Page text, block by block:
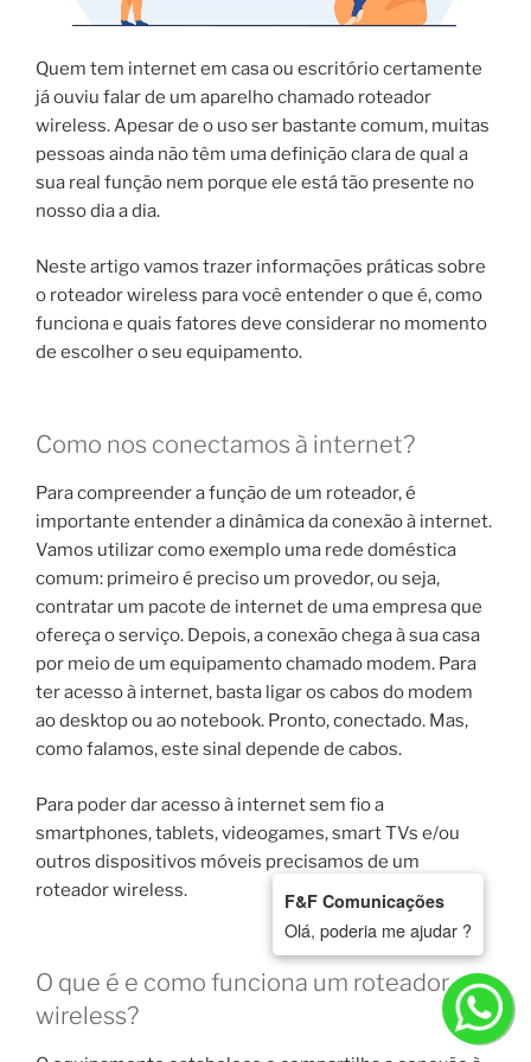
Quem tem internet em casa ou escritório certamente
já ouviu falar de um aparelho chamado roteador
wireless. Apesar de o uso ser bastante comum, muitas
pessoas ainda não têm uma definição clara de qual a
sua real função nem porque ele está tão presente no
nosso dia a dia.
Neste artigo vamos trazer informações práticas sobre
o roteador wireless para você entender o que é, como
funciona e quais fatores deve considerar no momento
de escolher o seu equipamento.
Como nos conectamos à internet?
Para compreender a função de um roteador, é
importante entender a dinâmica da conexão à internet.
Vamos utilizar como exemplo uma rede doméstica
comum: primeiro é preciso um provedor, ou seja,
contratar um pacote de internet de uma empresa que
ofereça o serviço. Depois, a conexão chega à sua casa
por meio de um equipamento chamado modem. Para
ter acesso à internet, basta ligar os cabos do modem
ao desktop ou ao notebook. Pronto, conectado. Mas,
como falamos, este sinal depende de cabos.
Para poder dar acesso à internet sem fio a
smartphones, tablets, videogames, smart TVs e/ou
outros dispositivos móveis precisamos de um
roteador wireless.
O que é e como funciona um roteador
wireless?
F&F Comunicações
Olá, poderia me ajudar ?